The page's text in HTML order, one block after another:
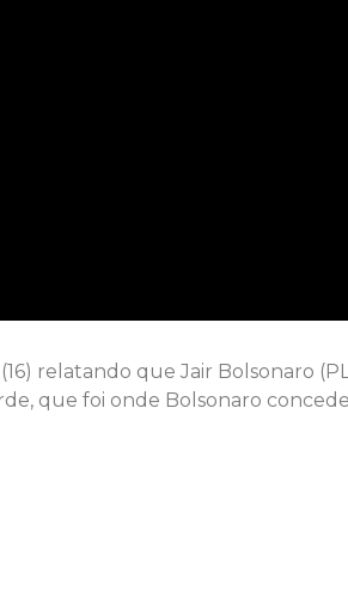
relatando que Jair Bolsonaro
que foi onde Bolsonaro